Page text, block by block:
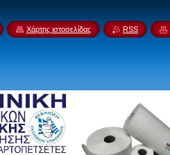
Χάρτης ιστοσελίδας RSS